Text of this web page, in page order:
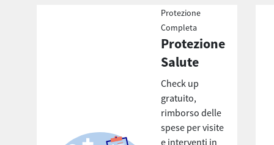
Protezione
Completa
Protezione
Salute
Check up
gratuito,
rimborso delle
spese per visite
e interventi in